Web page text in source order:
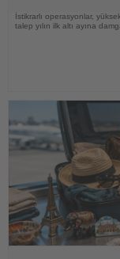
İstikrarlı operasyonlar,
talep yılın ilk altı ayına